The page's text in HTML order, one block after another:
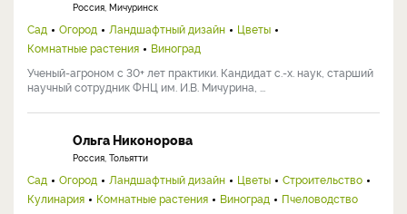
Россия, Мичуринск
Сад Огород Ландшафтный дизайн
Цветы
Комнатные растения
Виноград
Ученый-агроном с 30+ лет практики. Кандидат с.-х. наук, старший
научный сотрудник ФНЦ им. И.В. Мичурина, ...
Ольга Никонорова
Россия, Тольятти
Сад Огород Ландшафтный дизайн Цветы
Строительство
Кулинария
Комнатные растения Виноград
Пчеловодство